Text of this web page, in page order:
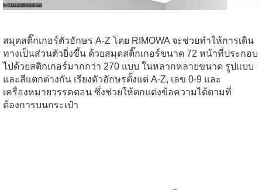
สมุดสติ๊กเกอร์ตัวอักษร A-Z โดย RIMOWA จะช่วยทำให้การเดิน
ทางเป็นส่วนตัวยิ่งขึ้น ด้วยสมุดสติ๊กเกอร์ขนาด 72 หน้าที่ประกอบ
ไปด้วยสติกเกอร์มากกว่า 270 แบบ ในหลากหลายขนาด รูปแบบ
และสีแตกต่างกัน เรียงตัวอักษรตั้งแต่ A-Z, เลข 0-9 และ
เครื่องหมายวรรคตอน ซึ่งช่วยให้ตกแต่งข้อความได้ตามที่
ต้องการบนกระเป๋า